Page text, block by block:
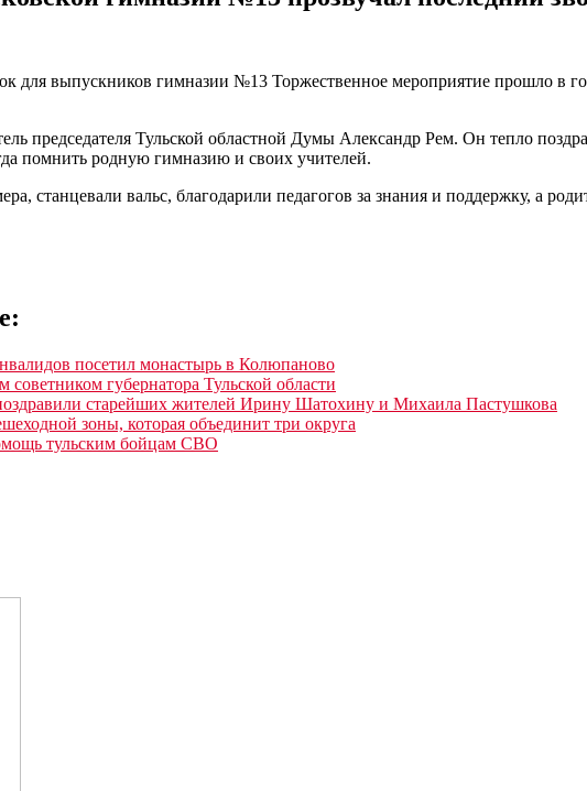
для выпускников гимназии №13 Торжественное мероприятие прошло в
председателя Тульской областной Думы Александр Рем. Он тепло
помнить родную гимназию и своих учителей.
станцевали вальс, благодарили педагогов за знания и поддержку, а
посетил монастырь в Колюпаново
губернатора Тульской области
старейших жителей Ирину Шатохину и Михаила Пастушкова
зоны, которая объединит три округа
тульским бойцам СВО